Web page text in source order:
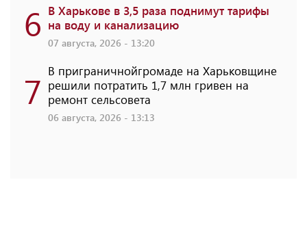
6 В Харькове в 3,5 раза поднимут тарифы
на воду и канализацию
07 августа, 2026 - 13:20
7 В приграничнойгромаде на Харьковщине
решили потратить 1,7 млн ​​гривен на
ремонт сельсовета
06 августа, 2026 - 13:13